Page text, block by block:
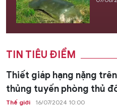
TIN TIÊU ĐIỂM
Thiết giáp hạng nặng
thủng tuyến phòng thủ
Thế giới 16/07/2024 10:00